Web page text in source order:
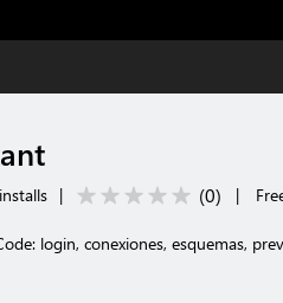
| (0) |
login, conexiones, esquemas,